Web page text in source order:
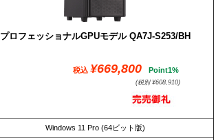
プロフェッショナルGPUモデル QA7J-S253/BH
税込 ¥669,800 Point1%
(税別 ¥608,910)
Windows 11 Pro (64ビット版)